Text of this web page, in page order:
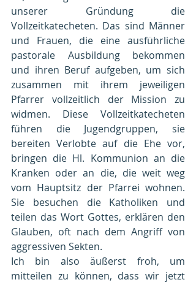
unserer Gründung die
Vollzeitkatecheten. Das sind Männer
und Frauen, die eine ausführliche
pastorale Ausbildung bekommen
und ihren Beruf aufgeben, um sich
zusammen mit ihrem jeweiligen
Pfarrer vollzeitlich der Mission zu
widmen. Diese Vollzeitkatecheten
führen die Jugendgruppen, sie
bereiten Verlobte auf die Ehe vor,
bringen die Hl. Kommunion an die
Kranken oder an die, die weit weg
vom Hauptsitz der Pfarrei wohnen.
Sie besuchen die Katholiken und
teilen das Wort Gottes, erklären den
Glauben, oft nach dem Angriff von
aggressiven Sekten.
Ich bin also äußerst froh, um
mitteilen zu können, dass wir jetzt